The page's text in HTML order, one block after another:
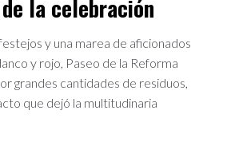
la celebración
y una marea de aficionados
y rojo, Paseo de la Reforma
grandes cantidades de residuos,
que dejó la multitudinaria